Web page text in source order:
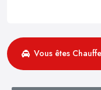
Vous êtes